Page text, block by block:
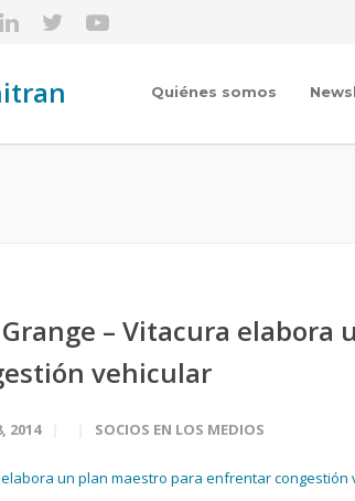
Quiénes somos
Grange – Vitacura
vehicular
2014 SOCIOS EN LOS MEDIOS
un plan maestro para enfrentar congestión